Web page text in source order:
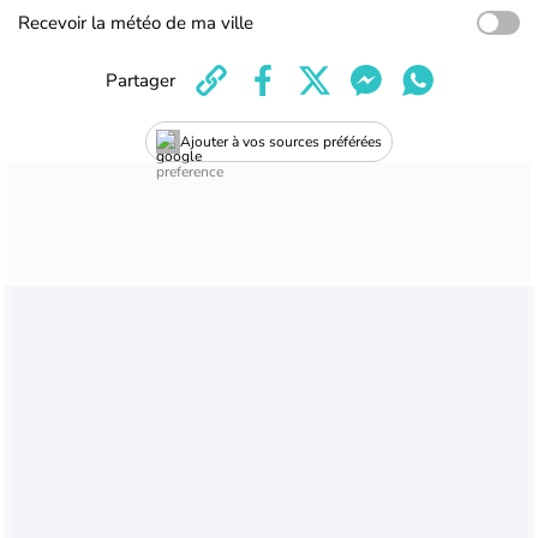
Recevoir la météo de ma ville
Ajouter à vos sources préférées
Partager